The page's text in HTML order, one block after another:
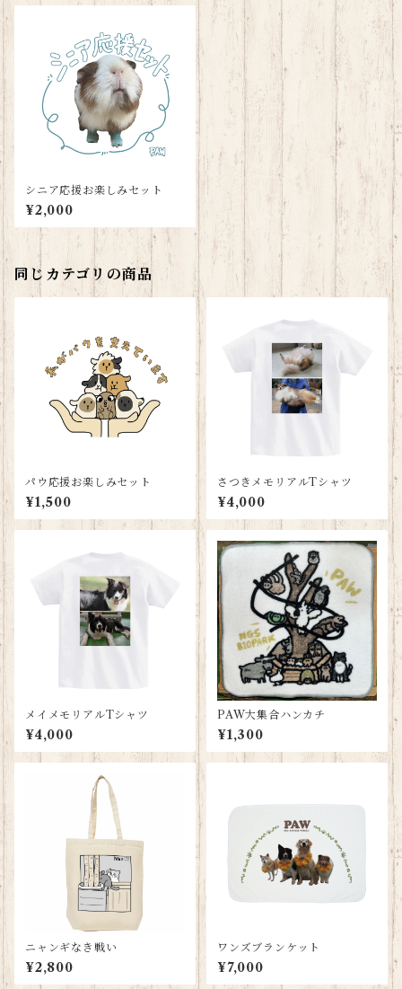
シニア応援お楽しみセット
¥2,000
同じカテゴリの商品
パウ応援お楽しみセット
¥1,500
さつきメモリアルTシャツ
¥4,000
メイメモリアルTシャツ
¥4,000
PAW大集合ハンカチ
¥1,300
ニャンギなき戦い
¥2,800
ワンズブランケット
¥7,000